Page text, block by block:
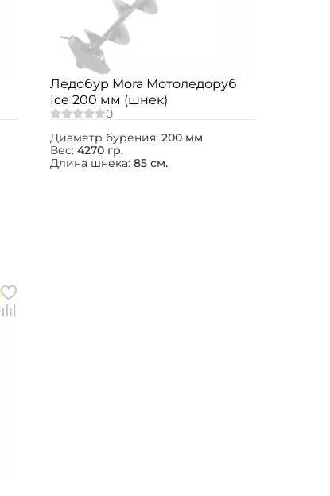
Ледобур Mora Мотоледоруб
Ice 200 мм (шнек)
Диаметр бурения: 200 мм
Вес: 4270 гр.
Длина шнека: 85 см.